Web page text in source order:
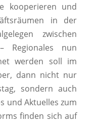
kooperieren und
in der
zwischen
Regionales nun
werden soll im
dann nicht nur
sondern auch
und Aktuelles zum
finden sich auf